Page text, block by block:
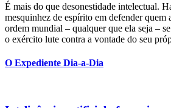
É mais do que desonestidade intelectual.
mesquinhez de espírito em defender quem
ordem mundial – qualquer que ela seja –
o exército lute contra a vontade do seu
O Expediente Dia-a-Dia